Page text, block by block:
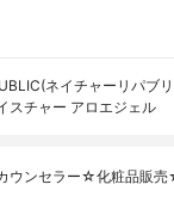
ネイチャーリパブ
スチャー アロエジェル
ウンセラー☆化粧品販